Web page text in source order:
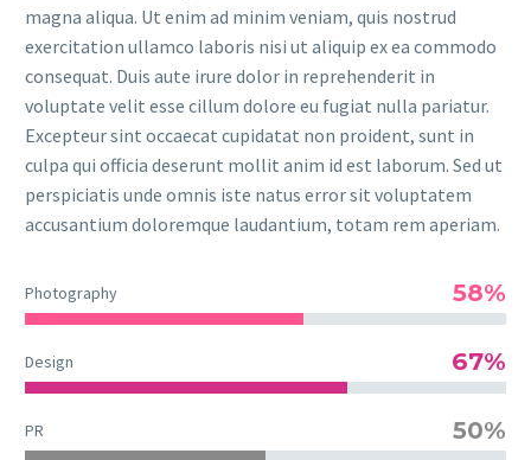
magna aliqua. Ut enim ad minim veniam, quis nostrud
exercitation ullamco laboris nisi ut aliquip ex ea commodo
consequat. Duis aute irure dolor in reprehenderit in
voluptate velit esse cillum dolore eu fugiat nulla pariatur.
Excepteur sint occaecat cupidatat non proident, sunt in
culpa qui officia deserunt mollit anim id est laborum. Sed ut
perspiciatis unde omnis iste natus error sit voluptatem
accusantium doloremque laudantium, totam rem aperiam.
Photography 58%
Design 67%
PR 50%